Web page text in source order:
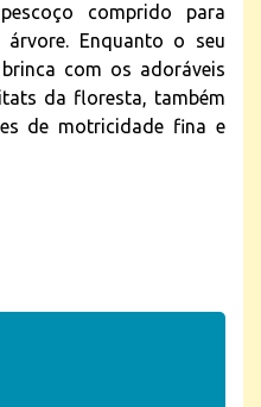
comprido para
Enquanto o seu
com os adoráveis
da floresta, também
de motricidade fina e